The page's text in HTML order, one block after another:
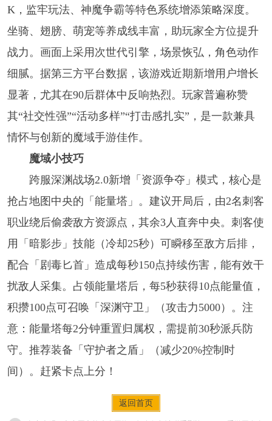
K，监牢玩法、神魔争霸等特色系统增添策略深度。
坐骑、翅膀、萌宠等养成线丰富，助玩家全方位提升
战力。画面上采用次世代引擎，场景恢弘，角色动作
细腻。据第三方平台数据，该游戏近期新增用户增长
显著，尤其在90后群体中反响热烈。玩家普遍称赞
其“社交性强”“活动多样”“打击感扎实”，是一款兼具
情怀与创新的魔域手游佳作。
魔域小技巧
跨服深渊战场2.0新增「资源争夺」模式，核心是
抢占地图中央的「能量塔」。建议开局后，由2名刺客
职业绕后偷袭敌方资源点，其余3人直奔中央。刺客使
用「暗影步」技能（冷却25秒）可瞬移至敌方后排，
配合「剧毒匕首」造成每秒150点持续伤害，能有效干
扰敌人采集。占领能量塔后，每5秒获得10点能量值，
积攒100点可召唤「深渊守卫」（攻击力5000）。注
意：能量塔每2分钟重置归属权，需提前30秒派兵防
守。推荐装备「守护者之盾」（减少20%控制时
间）。赶紧卡点上分！
返回首页